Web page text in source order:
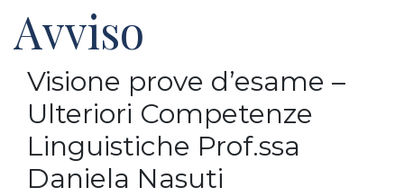
Avviso
Visione prove d’esame –
Ulteriori Competenze
Linguistiche Prof.ssa
Daniela Nasuti